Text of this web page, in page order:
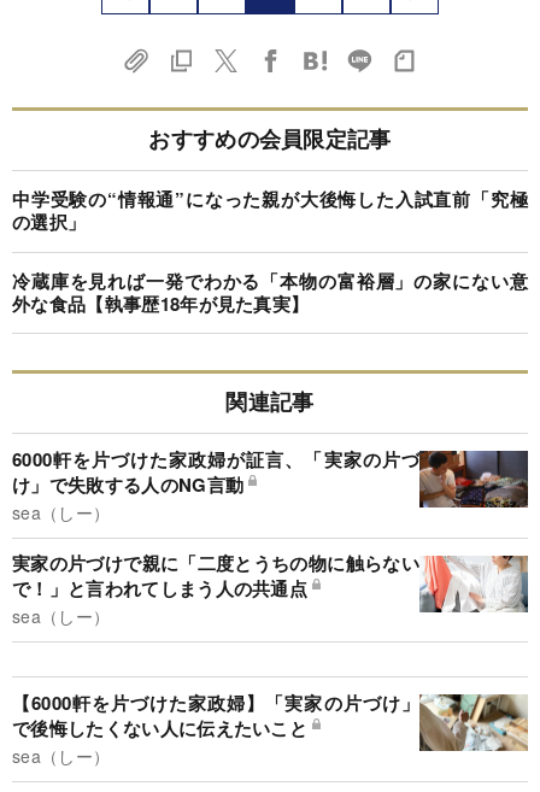
おすすめの会員限定記事
中学受験の“情報通”になった親が大後悔した入試直前「究極
の選択」
冷蔵庫を見れば一発でわかる「本物の富裕層」の家にない意
外な食品【執事歴18年が見た真実】
関連記事
6000軒を片づけた家政婦が証言、「実家の片づ
け」で失敗する人のNG言動
sea（しー）
実家の片づけで親に「二度とうちの物に触らない
で！」と言われてしまう人の共通点
sea（しー）
【6000軒を片づけた家政婦】「実家の片づけ」
で後悔したくない人に伝えたいこと
sea（しー）